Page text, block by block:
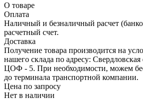
О товаре
Оплата
Наличный и безналичный расчет
расчетный счет.
Доставка
Получение товара производится на
нашего склада по адресу: Свердловская
ЦОФ - 5. При необходимости, можем
до терминала транспортной компании.
Цена по запросу
Нет в наличии